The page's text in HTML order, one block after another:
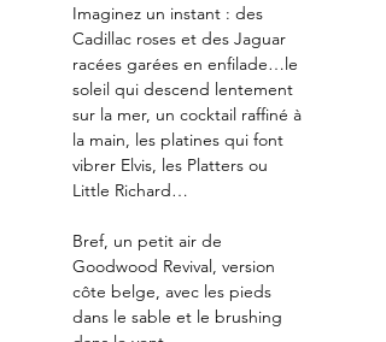
Imaginez un instant : des
Cadillac roses et des Jaguar
racées garées en enfilade…le
soleil qui descend lentement
sur la mer, un cocktail raffiné à
la main, les platines qui font
vibrer Elvis, les Platters ou
Little Richard…
Bref, un petit air de
Goodwood Revival, version
côte belge, avec les pieds
dans le sable et le brushing